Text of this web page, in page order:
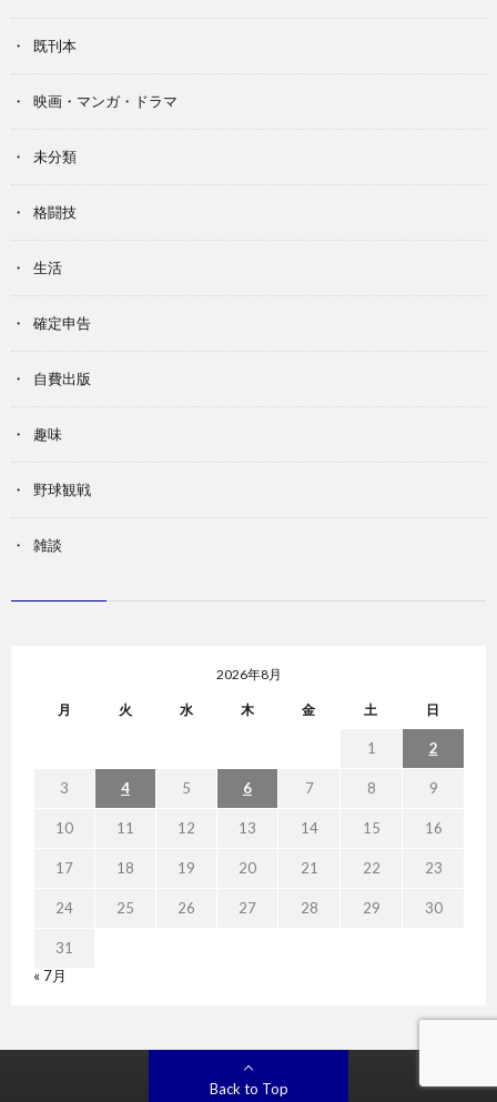
既刊本
映画・マンガ・ドラマ
未分類
格闘技
生活
確定申告
自費出版
趣味
野球観戦
雑談
2026年8月
月 火 水 木 金 土 日
1 2
3 4 5 6 7 8 9
10 11 12 13 14 15 16
17 18 19 20 21 22 23
24 25 26 27 28 29 30
31
« 7月
Back to Top